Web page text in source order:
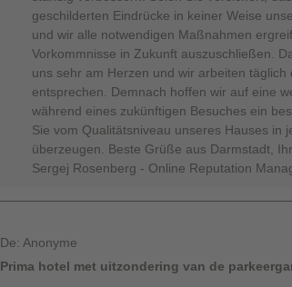
geschilderten Eindrücke in keiner Weise
und wir alle notwendigen Maßnahmen
Vorkommnisse in Zukunft auszuschließen.
uns sehr am Herzen und wir arbeiten
entsprechen. Demnach hoffen wir auf eine
während eines zukünftigen Besuches ein
Sie vom Qualitätsniveau unseres Hauses in
überzeugen. Beste Grüße aus Darmstadt,
Sergej Rosenberg - Online Reputation
De: Anonyme
Prima hotel met uitzondering van de